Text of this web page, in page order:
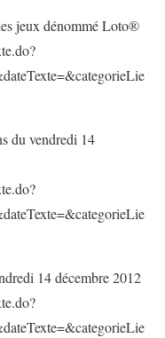
jeux dénommé Loto®
du vendredi 14
14 décembre 2012